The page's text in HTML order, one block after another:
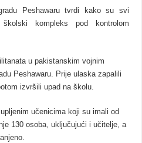
Peshawaru tvrdi kako su svi
kompleks pod kontrolom
u pakistanskim vojnim
Peshawaru. Prije ulaska zapalili
izvršili upad na školu.
učenicima koji su imali od
130 osoba, uključujući i učitelje, a